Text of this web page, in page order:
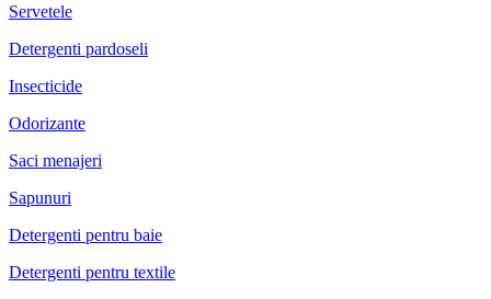
Servetele
Detergenti pardoseli
Insecticide
Odorizante
Saci menajeri
Sapunuri
Detergenti pentru baie
Detergenti pentru textile